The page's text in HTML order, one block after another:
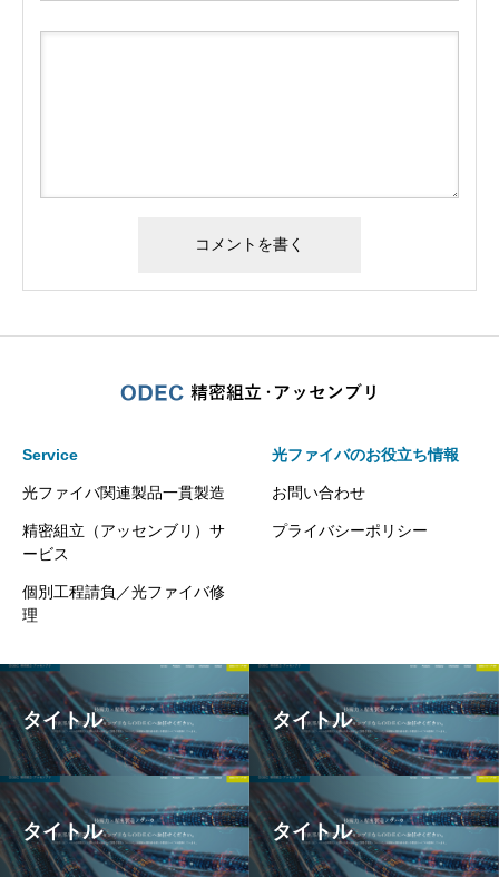
Service
光ファイバ関連製品一貫製造
精密組立（アッセンブリ）サ
ービス
個別工程請負／光ファイバ修
理
光ファイバのお役立ち情報
お問い合わせ
プライバシーポリシー
タイトル タイトル
タイトル タイトル